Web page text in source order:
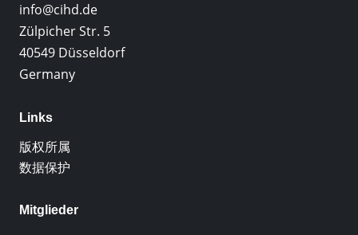
info@cihd.de
Zülpicher Str. 5
40549 Düsseldorf
Germany
Links
版权所属
数据保护
Mitglieder